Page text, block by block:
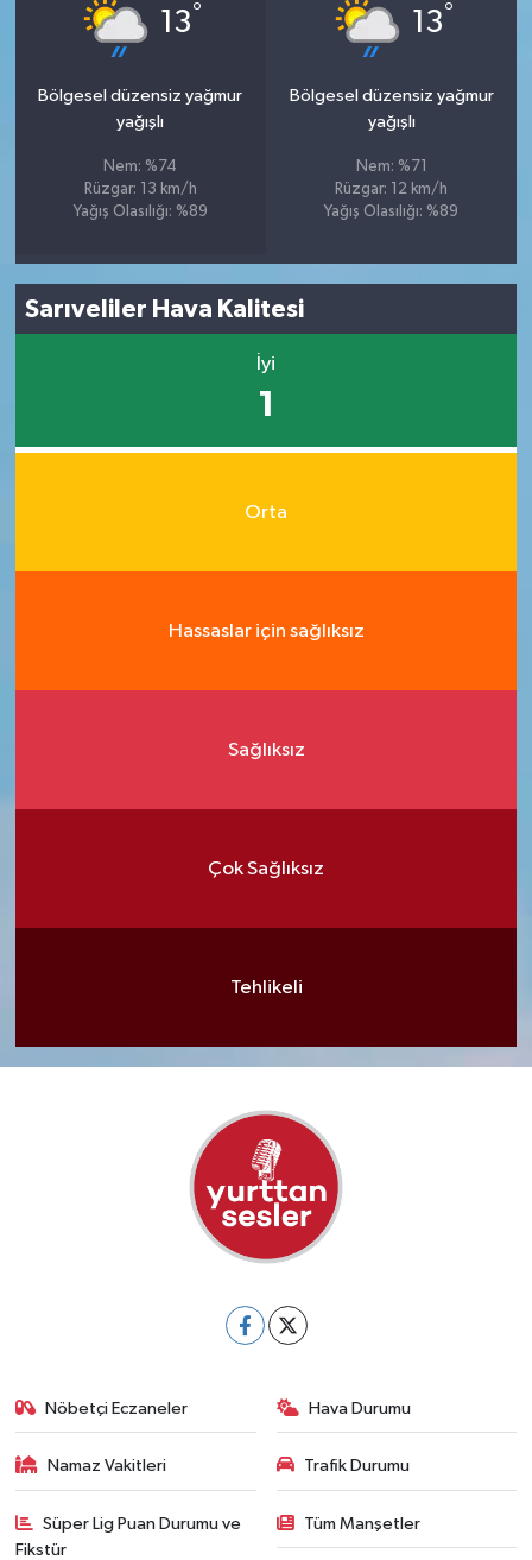
13°
Bölgesel düzensiz yağmur
yağışlı
Nem: %74
Rüzgar: 13 km/h
Yağış Olasılığı: %89
13°
Bölgesel düzensiz yağmur
yağışlı
Nem: %71
Rüzgar: 12 km/h
Yağış Olasılığı: %89
Sarıveliler Hava Kalitesi
İyi
1
Orta
Hassaslar için sağlıksız
Sağlıksız
Çok Sağlıksız
Tehlikeli
Nöbetçi Eczaneler Hava Durumu
Namaz Vakitleri Trafik Durumu
Süper Lig Puan Durumu ve
Fikstür
Tüm Manşetler